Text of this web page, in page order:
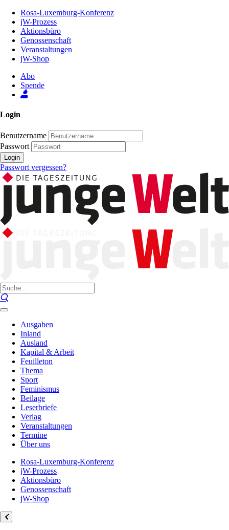
Inhalt
Seite
Rosa-Luxemburg-Konferenz
jW-Prozess
Aktionsbüro
Genossenschaft
Veranstaltungen
jW-Shop
Abo
Spende
Login
Benutzername
Passwort
Login
Passwort vergessen?
Ausgaben
Inland
Ausland
Kapital & Arbeit
Feuilleton
Thema
Sport
Feminismus
Beilage
Leserbriefe
Verlag
Veranstaltungen
Termine
Über uns
Rosa-Luxemburg-Konferenz
jW-Prozess
Aktionsbüro
Genossenschaft
jW-Shop